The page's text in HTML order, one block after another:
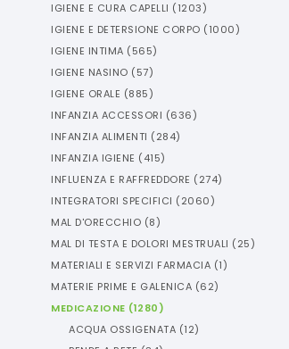
IGIENE E CURA CAPELLI (1203)
IGIENE E DETERSIONE CORPO (1000)
IGIENE INTIMA (565)
IGIENE NASINO (57)
IGIENE ORALE (885)
INFANZIA ACCESSORI (636)
INFANZIA ALIMENTI (284)
INFANZIA IGIENE (415)
INFLUENZA E RAFFREDDORE (274)
INTEGRATORI SPECIFICI (2060)
MAL D'ORECCHIO (8)
MAL DI TESTA E DOLORI MESTRUALI (25)
MATERIALI E SERVIZI FARMACIA (1)
MATERIE PRIME E GALENICA (62)
MEDICAZIONE (1280)
ACQUA OSSIGENATA (12)